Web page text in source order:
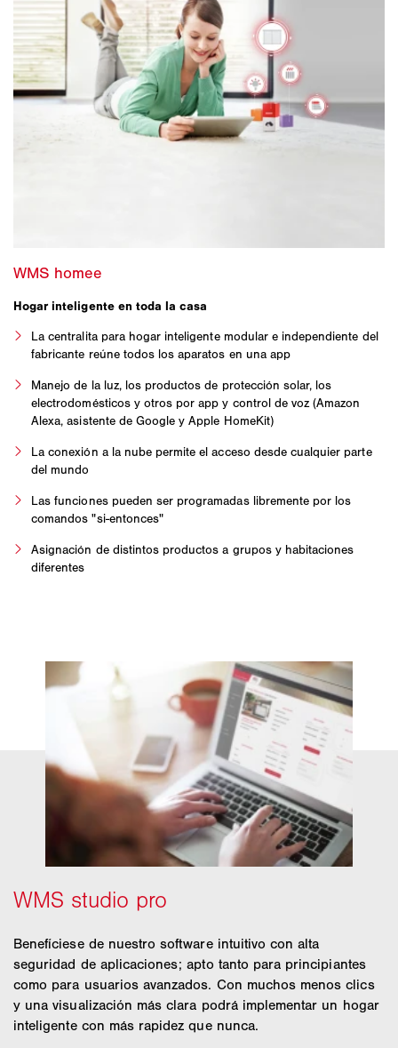
Hogar inteligente en toda la casa
La centralita para hogar inteligente modular e independiente del
fabricante reúne todos los aparatos en una app
Manejo de la luz, los productos de protección solar, los
electrodomésticos y otros por app y control de voz (Amazon
Alexa, asistente de Google y Apple HomeKit)
La conexión a la nube permite el acceso desde cualquier parte
del mundo
Las funciones pueden ser programadas libremente por los
comandos "si-entonces"
Asignación de distintos productos a grupos y habitaciones
diferentes
Benefíciese de nuestro software intuitivo con alta
seguridad de aplicaciones; apto tanto para principiantes
como para usuarios avanzados. Con muchos menos clics
y una visualización más clara podrá implementar un hogar
inteligente con más rapidez que nunca.